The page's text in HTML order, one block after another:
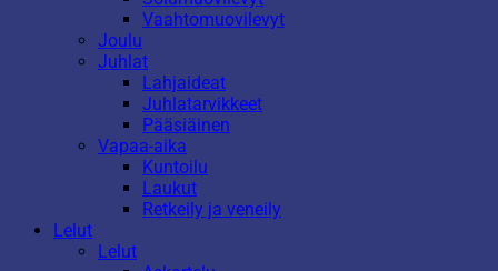
Vaahtomuovilevyt
Joulu
Juhlat
Lahjaideat
Juhlatarvikkeet
Pääsiäinen
Vapaa-aika
Kuntoilu
Laukut
Retkeily ja veneily
Lelut
Lelut